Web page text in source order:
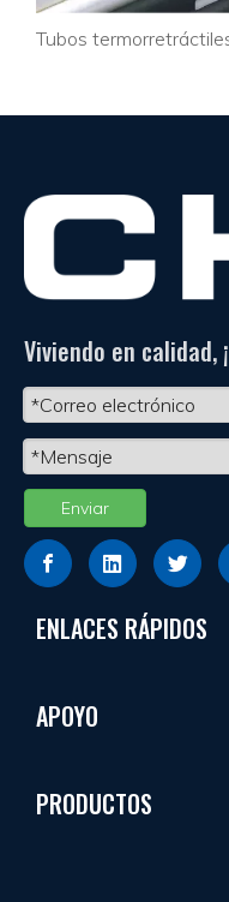
Tubos termorretráctiles de caucho de alto rendimiento para alambres
Viviendo en calidad,
Enviar
ENLACES RÁPIDOS
APOYO
PRODUCTOS